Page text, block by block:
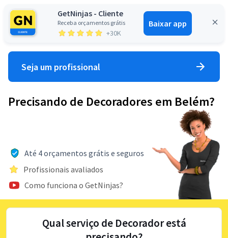
GetNinjas - Cliente
Receba orçamentos grátis
+30K
Baixar app
Entrar
Seja um profissional
Precisando de Decoradores em Belém?
Até 4 orçamentos grátis e seguros
Profissionais avaliados
Como funciona o GetNinjas?
Qual serviço de Decorador está